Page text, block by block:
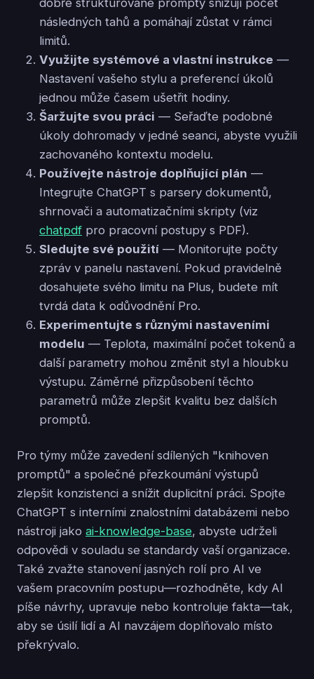
dobře strukturované prompty snižují počet
následných tahů a pomáhají zůstat v rámci
limitů.
Využijte systémové a vlastní instrukce —
Nastavení vašeho stylu a preferencí úkolů
jednou může časem ušetřit hodiny.
Šaržujte svou práci — Seřaďte podobné
úkoly dohromady v jedné seanci, abyste využili
zachovaného kontextu modelu.
Používejte nástroje doplňující plán —
Integrujte ChatGPT s parsery dokumentů,
shrnovači a automatizačními skripty (viz
chatpdf pro pracovní postupy s PDF).
Sledujte své použití — Monitorujte počty
zpráv v panelu nastavení. Pokud pravidelně
dosahujete svého limitu na Plus, budete mít
tvrdá data k odůvodnění Pro.
Experimentujte s různými nastaveními
modelu — Teplota, maximální počet tokenů a
další parametry mohou změnit styl a hloubku
výstupu. Záměrné přizpůsobení těchto
parametrů může zlepšit kvalitu bez dalších
promptů.
Pro týmy může zavedení sdílených "knihoven
promptů" a společné přezkoumání výstupů
zlepšit konzistenci a snížit duplicitní práci. Spojte
ChatGPT s interními znalostními databázemi nebo
nástroji jako ai-knowledge-base, abyste udrželi
odpovědi v souladu se standardy vaší organizace.
Také zvažte stanovení jasných rolí pro AI ve
vašem pracovním postupu—rozhodněte, kdy AI
píše návrhy, upravuje nebo kontroluje fakta—tak,
aby se úsilí lidí a AI navzájem doplňovalo místo
překrývalo.